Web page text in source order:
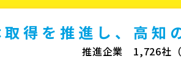
得を推進し、高知
推進企業 1,726社（